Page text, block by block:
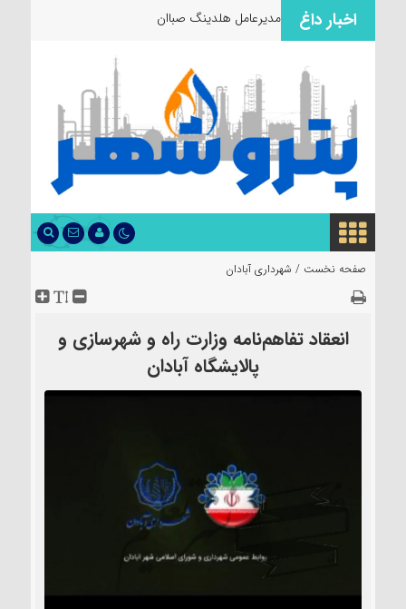
اخبار داغ مدیرعامل هلدینگ صباانرژی از مو
صفحه نخست / شهرداری آبادان
انعقاد تفاهم‌نامه وزارت راه و شهرسازی و
پالایشگاه آبادان